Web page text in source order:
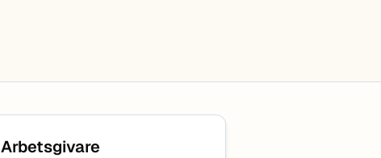
Arbetsgivare